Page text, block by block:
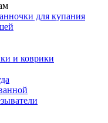
для купания
и коврики